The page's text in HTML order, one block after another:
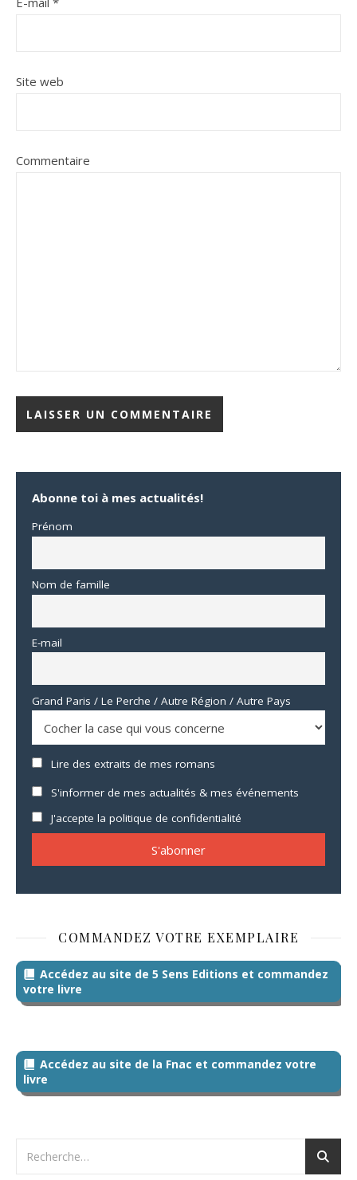
Site web
Commentaire
Abonne toi à mes actualités!
Prénom
Nom de famille
E-mail
Grand Paris / Le Perche / Autre Région / Autre Pays
Lire des extraits de mes romans
S'informer de mes actualités & mes événements
J'accepte la politique de confidentialité
COMMANDEZ VOTRE EXEMPLAIRE
Accédez au site de 5 Sens Editions et commandez
votre livre
Accédez au site de la Fnac et commandez votre
livre